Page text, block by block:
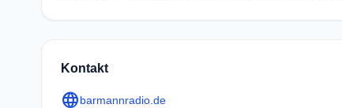
Kontakt
languagebarmannradio.de